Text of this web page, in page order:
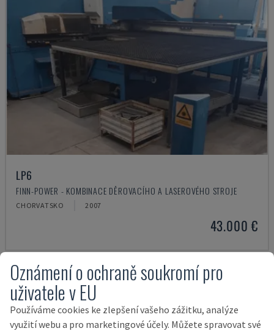
LP6
FINN-POWER - KOMBINACE DĚROVACÍHO A LASEROVÉHO STROJE
CHORVATSKO 2007
43.000 €
Oznámení o ochraně soukromí pro
uživatele v EU
Používáme cookies ke zlepšení vašeho zážitku, analýze
využití webu a pro marketingové účely. Můžete spravovat své